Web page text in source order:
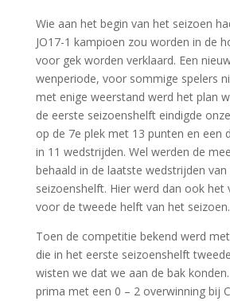
Wie aan het begin van het seizoen
JO17-1 kampioen zou worden in de
voor gek worden verklaard. Een
wenperiode, voor sommige spelers
met enige weerstand werd het plan
de eerste seizoenshelft eindigde
op de 7e plek met 13 punten en een
in 11 wedstrijden. Wel werden de
behaald in de laatste wedstrijden van
seizoenshelft. Hier werd dan ook
voor de tweede helft van het seizoen.
Toen de competitie bekend werd
die in het eerste seizoenshelft
wisten we dat we aan de bak
prima met een 0 – 2 overwinning bij